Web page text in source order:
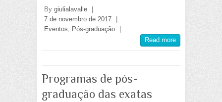
By giulialavalle
7 de novembro de 2017
Eventos, Pós-graduação
Read more
Programas de pós-
graduação das exatas